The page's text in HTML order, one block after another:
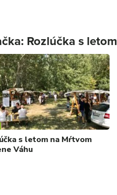
Rozlúčka s letom
s letom na Mŕtvom
Váhu